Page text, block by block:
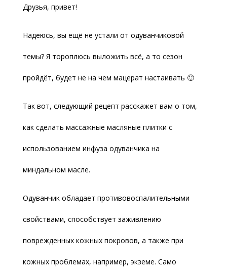
Друзья, привет!
Надеюсь, вы ещё не устали от одуванчиковой
темы? Я тороплюсь выложить всё, а то сезон
пройдёт, будет не на чем мацерат настаивать 🙂
Так вот, следующий рецепт расскажет вам о том,
как сделать массажные масляные плитки с
использованием инфуза одуванчика на
миндальном масле.
Одуванчик обладает противовоспалительными
свойствами, способствует заживлению
поврежденных кожных покровов, а также при
кожных проблемах, например, экземе. Само